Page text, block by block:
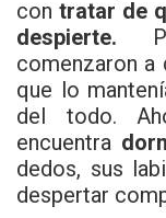
contratar de
despierte.
comenzaron a
que lo
del todo.
encuentra
dedos, sus
despertar